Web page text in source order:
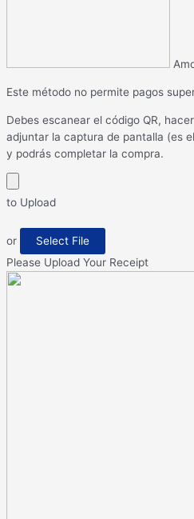
Este método no permite pagos
Debes escanear el código QR,
adjuntar la captura de pantalla (es
y podrás completar la compra.
to Upload
or
Select File
Please Upload Your Receipt